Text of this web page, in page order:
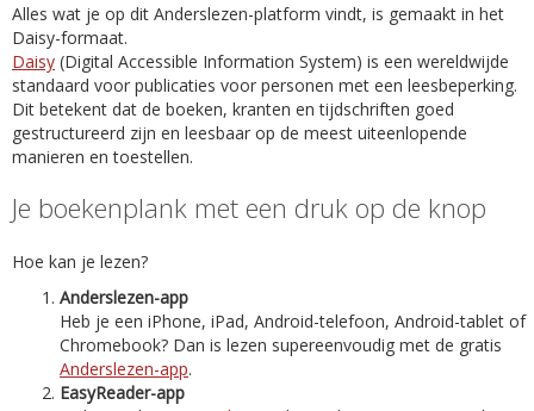
Alles wat je op dit Anderslezen-platform vindt, is gemaakt in het
Daisy-formaat.
Daisy (Digital Accessible Information System) is een wereldwijde
standaard voor publicaties voor personen met een leesbeperking.
Dit betekent dat de boeken, kranten en tijdschriften goed
gestructureerd zijn en leesbaar op de meest uiteenlopende
manieren en toestellen.
Je boekenplank met een druk op de knop
Hoe kan je lezen?
Anderslezen-app
Heb je een iPhone, iPad, Android-telefoon, Android-tablet of
Chromebook? Dan is lezen supereenvoudig met de gratis
Anderslezen-app.
EasyReader-app